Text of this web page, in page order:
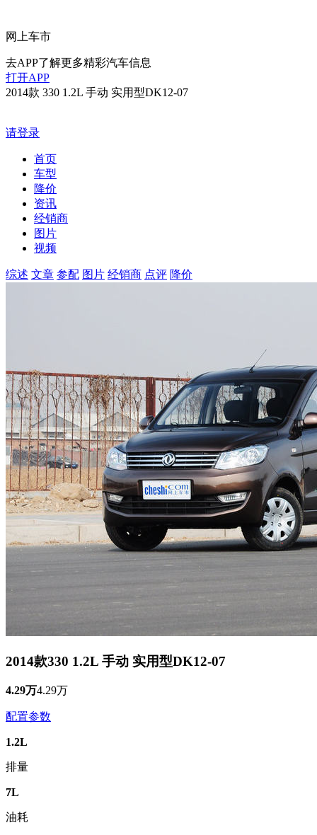
网上车市
去APP了解更多精彩汽车信息
打开APP
2014款 330 1.2L 手动 实用型DK12-07
请登录
首页
车型
降价
资讯
经销商
图片
视频
综述 文章 参配 图片 经销商 点评 降价
2014款330 1.2L 手动 实用型DK12-07
4.29万4.29万
配置参数
1.2L
排量
7L
油耗